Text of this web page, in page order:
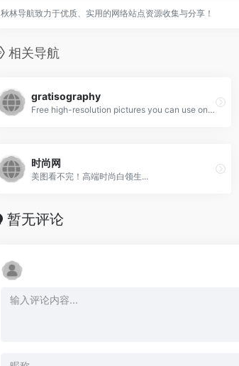
秋林导航致力于优质、实用的网络站点资源收集与分享！
相关导航
gratisography
Free high-resolution pictures you can use on your personal and commercial projects, free of copyright restrictions.
时尚网
美图看不完！高端时尚白领生...
暂无评论